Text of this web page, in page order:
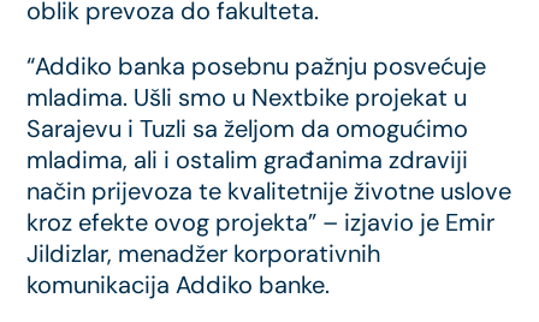
oblik prevoza do fakulteta.
“Addiko banka posebnu pažnju posvećuje
mladima. Ušli smo u Nextbike projekat u
Sarajevu i Tuzli sa željom da omogućimo
mladima, ali i ostalim građanima zdraviji
način prijevoza te kvalitetnije životne uslove
kroz efekte ovog projekta” – izjavio je Emir
Jildizlar, menadžer korporativnih
komunikacija Addiko banke.